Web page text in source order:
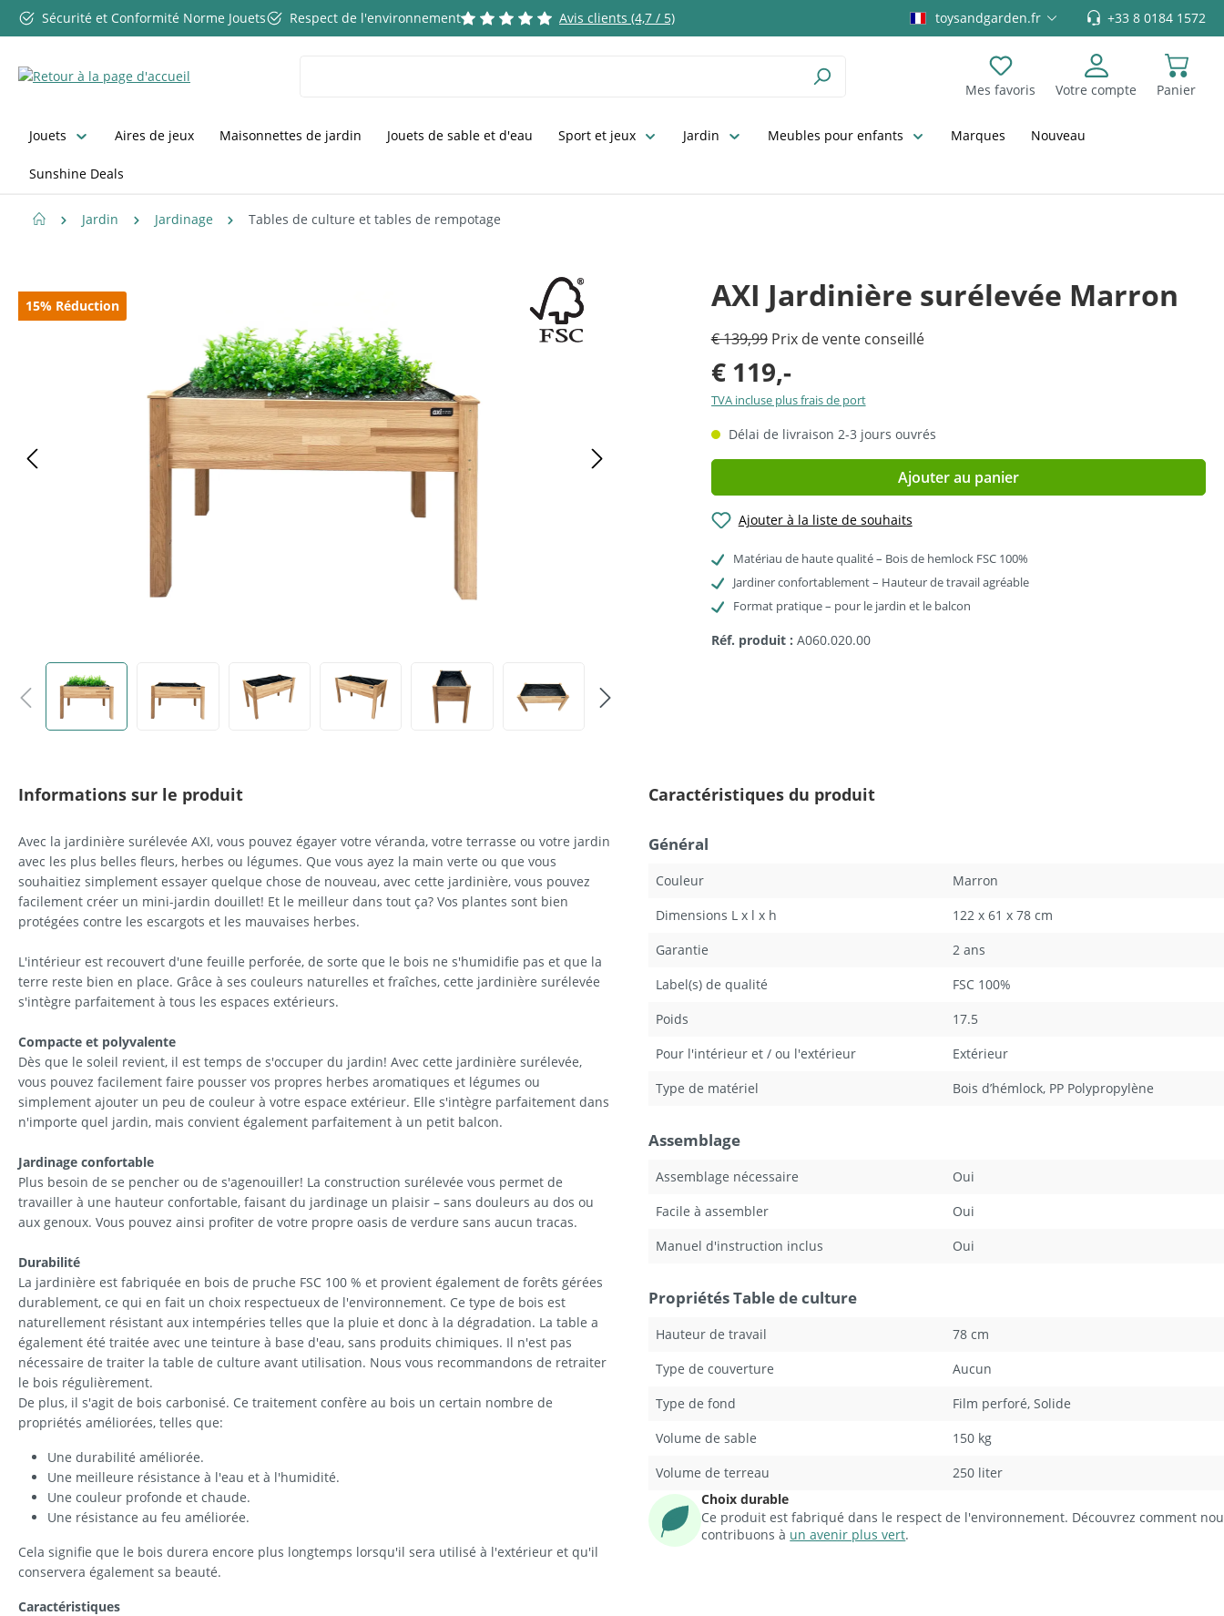
au contenu principal
Passer à la recherche
Passer à la navigation principale
Sécurité et Conformité Norme Jouets Respect de l'environnement Avis clients (4,7 / 5) toysandgarden.fr +33 8 0184 1572
Mes favoris
Votre compte Panier
Jouets Aires de jeux Maisonnettes de jardin Jouets de sable et d'eau Sport et jeux Jardin Meubles pour enfants Marques Nouveau
Sunshine Deals
Jardin Jardinage Tables de culture et tables de rempotage
AXI Jardinière surélevée Marron
15% Réduction
€ 139,99Prix de vente conseillé
€ 119,-
TVA incluse plus frais de port
Délai de livraison 2-3 jours ouvrés
Ajouter au panier
Ajouter à la liste de souhaits
Matériau de haute qualité – Bois de hemlock FSC 100%
Jardiner confortablement – Hauteur de travail agréable
Format pratique – pour le jardin et le balcon
Réf. produit : A060.020.00
Informations sur le produit
Avec la jardinière surélevée AXI, vous pouvez égayer votre véranda, votre terrasse ou votre jardin
avec les plus belles fleurs, herbes ou légumes. Que vous ayez la main verte ou que vous
souhaitiez simplement essayer quelque chose de nouveau, avec cette jardinière, vous pouvez
facilement créer un mini-jardin douillet! Et le meilleur dans tout ça? Vos plantes sont bien
protégées contre les escargots et les mauvaises herbes.
L'intérieur est recouvert d'une feuille perforée, de sorte que le bois ne s'humidifie pas et que la
terre reste bien en place. Grâce à ses couleurs naturelles et fraîches, cette jardinière surélevée
s'intègre parfaitement à tous les espaces extérieurs.
Compacte et polyvalente
Dès que le soleil revient, il est temps de s'occuper du jardin! Avec cette jardinière surélevée,
vous pouvez facilement faire pousser vos propres herbes aromatiques et légumes ou
simplement ajouter un peu de couleur à votre espace extérieur. Elle s'intègre parfaitement dans
n'importe quel jardin, mais convient également parfaitement à un petit balcon.
Jardinage confortable
Plus besoin de se pencher ou de s'agenouiller! La construction surélevée vous permet de
travailler à une hauteur confortable, faisant du jardinage un plaisir – sans douleurs au dos ou
aux genoux. Vous pouvez ainsi profiter de votre propre oasis de verdure sans aucun tracas.
Durabilité
La jardinière est fabriquée en bois de pruche FSC 100 % et provient également de forêts gérées
durablement, ce qui en fait un choix respectueux de l'environnement. Ce type de bois est
naturellement résistant aux intempéries telles que la pluie et donc à la dégradation. La table a
également été traitée avec une teinture à base d'eau, sans produits chimiques. Il n'est pas
nécessaire de traiter la table de culture avant utilisation. Nous vous recommandons de retraiter
le bois régulièrement.
De plus, il s'agit de bois carbonisé. Ce traitement confère au bois un certain nombre de
propriétés améliorées, telles que:
Une durabilité améliorée.
Une meilleure résistance à l'eau et à l'humidité.
Une couleur profonde et chaude.
Une résistance au feu améliorée.
Cela signifie que le bois durera encore plus longtemps lorsqu'il sera utilisé à l'extérieur et qu'il
conservera également sa beauté.
Caractéristiques
Caractéristiques du produit
Général
Couleur
Marron
Dimensions L x l x h
122 x 61 x 78 cm
Garantie
2 ans
Label(s) de qualité
FSC 100%
Poids
17.5
Pour l'intérieur et / ou l'extérieur
Extérieur
Type de matériel
Bois d’hémlock, PP Polypropylène
Assemblage
Assemblage nécessaire
Oui
Facile à assembler
Oui
Manuel d'instruction inclus
Oui
Propriétés Table de culture
Hauteur de travail
78 cm
Type de couverture
Aucun
Type de fond
Film perforé, Solide
Volume de sable
150 kg
Volume de terreau
250 liter
Choix durable
Ce produit est fabriqué dans le respect de l'environnement. Découvrez comment
contribuons à un avenir plus vert.